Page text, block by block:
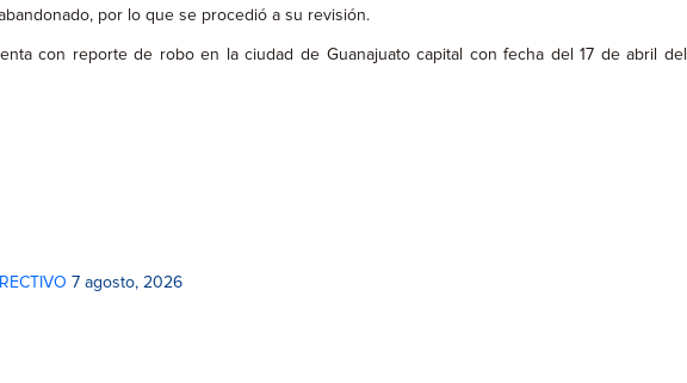
por lo que se procedió a su revisión.
con reporte de robo en la ciudad de Guanajuato capital con fecha del 17 de abril del
7 agosto, 2026